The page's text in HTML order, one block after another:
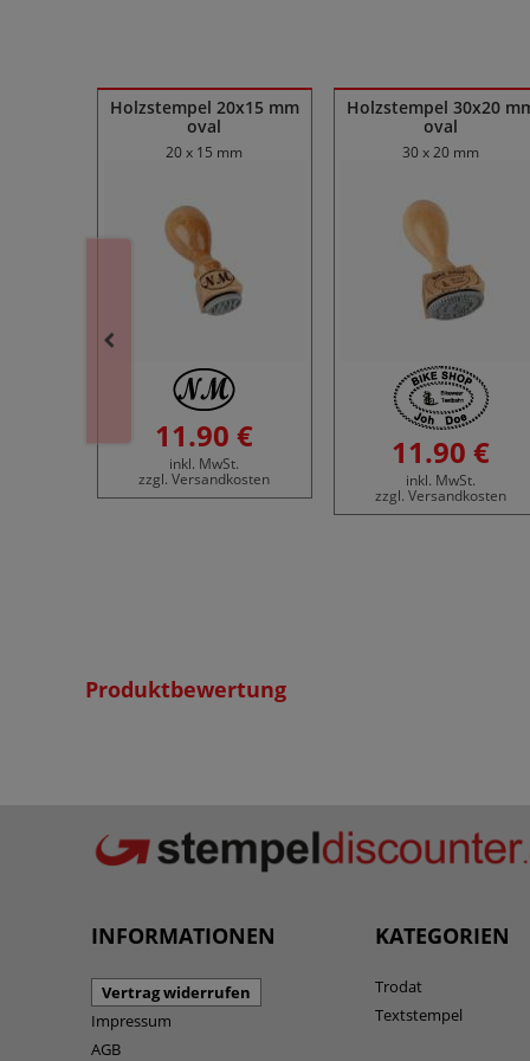
Holzstempel 20x15 mm
oval
20 x 15 mm
11.90 €
inkl. MwSt.
zzgl. Versandkosten
Holzstempel 30x20
oval
30 x 20 mm
11.90 €
inkl. MwSt.
zzgl. Versandkosten
Produktbewertung
INFORMATIONEN
Vertrag widerrufen
Impressum
AGB
KATEGORIEN
Trodat
Textstempel